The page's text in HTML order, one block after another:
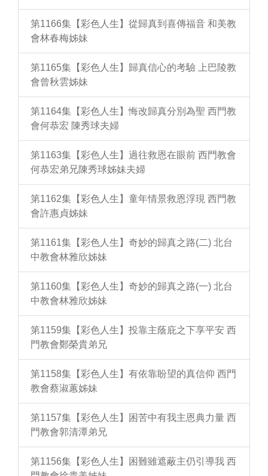
第1166集【彩色人生】從歸真到喜傳福音 和美教
會林春梅姊妹
第1165集【彩色人生】歸真信心的考驗 上巴陵教
會曾秋雲姊妹
第1164集【彩色人生】悔改歸真分別為聖 西門教
會何恭宏 陳秀球夫婦
第1163集【彩色人生】過往救恩在眼前 西門教會
何恭宏弟兄陳秀球姊妹夫婦
第1162集【彩色人生】童年情景救恩浮現 西門教
會許惠貞姊妹
第1161集【彩色人生】奇妙的歸真之路(二) 北台
中教會林雅欣姊妹
第1160集【彩色人生】奇妙的歸真之路(一) 北台
中教會林雅欣姊妹
第1159集【彩色人生】投靠主蔭庇之下享平安 西
門教會鄭榮貴弟兄
第1158集【彩色人生】有依靠盼望的真信仰 西門
教會蔡淑蕙姊妹
第1157集【彩色人生】困苦中有我主恩典力量 西
門教會郭清潭弟兄
第1156集【彩色人生】困難雖遮蔽主仍引導我 西